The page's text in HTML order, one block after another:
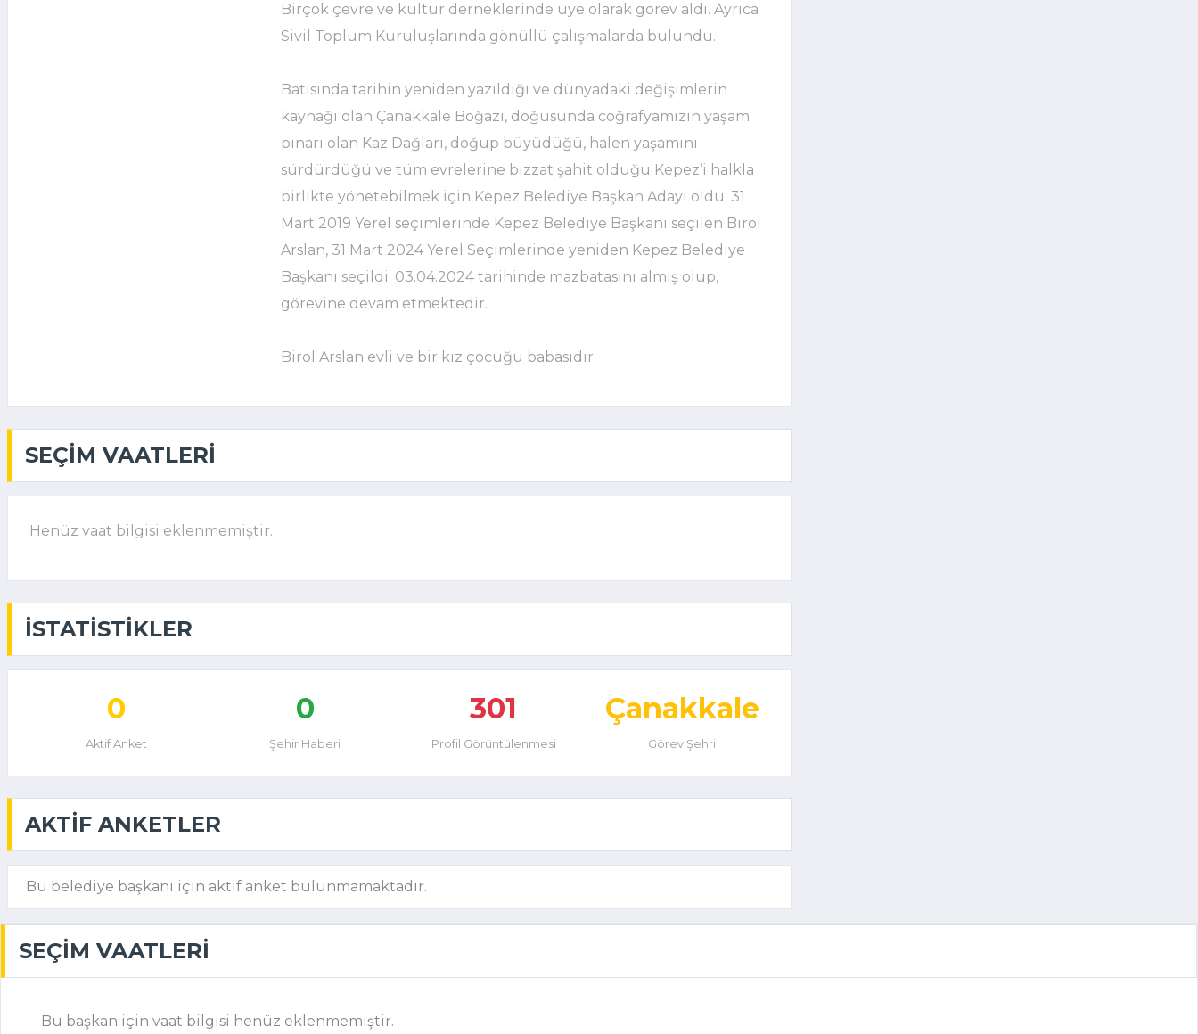
Birçok çevre ve kültür derneklerinde üye olarak görev aldı. Ayrıca
Sivil Toplum Kuruluşlarında gönüllü çalışmalarda bulundu.
Batısında tarihin yeniden yazıldığı ve dünyadaki değişimlerin
kaynağı olan Çanakkale Boğazı, doğusunda coğrafyamızın yaşam
pınarı olan Kaz Dağları, doğup büyüdüğü, halen yaşamını
sürdürdüğü ve tüm evrelerine bizzat şahit olduğu Kepez’i halkla
birlikte yönetebilmek için Kepez Belediye Başkan Adayı oldu. 31
Mart 2019 Yerel seçimlerinde Kepez Belediye Başkanı seçilen Birol
Arslan, 31 Mart 2024 Yerel Seçimlerinde yeniden Kepez Belediye
Başkanı seçildi. 03.04.2024 tarihinde mazbatasını almış olup,
görevine devam etmektedir.
Birol Arslan evli ve bir kız çocuğu babasıdır.
SEÇIM VAATLERI
Henüz vaat bilgisi eklenmemiştir.
İSTATISTIKLER
0
Aktif Anket
0
Şehir Haberi
301
Profil Görüntülenmesi
Çanakkale
Görev Şehri
AKTIF ANKETLER
Bu belediye başkanı için aktif anket bulunmamaktadır.
SEÇIM VAATLERI
Bu başkan için vaat bilgisi henüz eklenmemiştir.